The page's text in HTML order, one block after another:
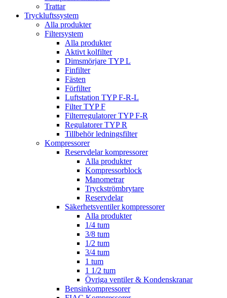
Trattar
Tryckluftssystem
Alla produkter
Filtersystem
Alla produkter
Aktivt kolfilter
Dimsmörjare TYP L
Finfilter
Fästen
Förfilter
Luftstation TYP F-R-L
Filter TYP F
Filterregulatorer TYP F-R
Regulatorer TYP R
Tillbehör ledningsfilter
Kompressorer
Reservdelar kompressorer
Alla produkter
Kompressorblock
Manometrar
Tryckströmbrytare
Reservdelar
Säkerhetsventiler kompressorer
Alla produkter
1/4 tum
3/8 tum
1/2 tum
3/4 tum
1 tum
1 1/2 tum
Övriga ventiler & Kondenskranar
Bensinkompressorer